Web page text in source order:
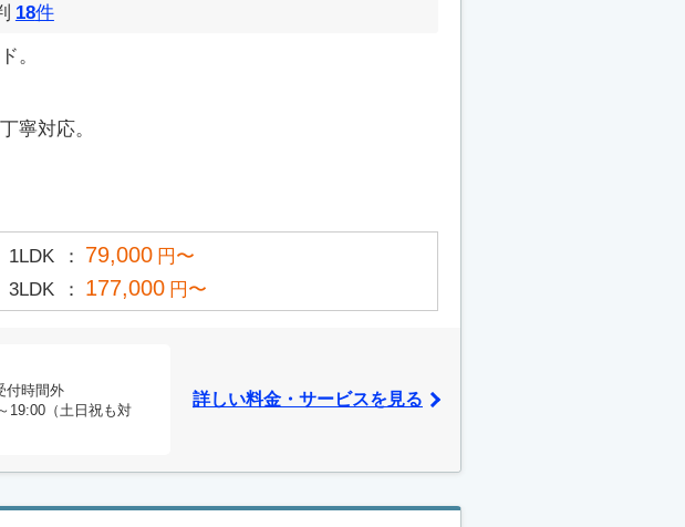
18件
。
寧対応。
1LDK 79,000 円〜
3LDK 177,000 円〜
付時間外
19:00（土日祝も対
詳しい料金・サービスを見る